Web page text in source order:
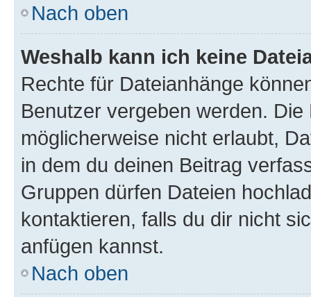
Nach oben
Weshalb kann ich keine
Rechte für Dateianhänge
Benutzer vergeben werden.
möglicherweise nicht erlaubt,
in dem du deinen Beitrag
Gruppen dürfen Dateien
kontaktieren, falls du dir nicht
anfügen kannst.
Nach oben